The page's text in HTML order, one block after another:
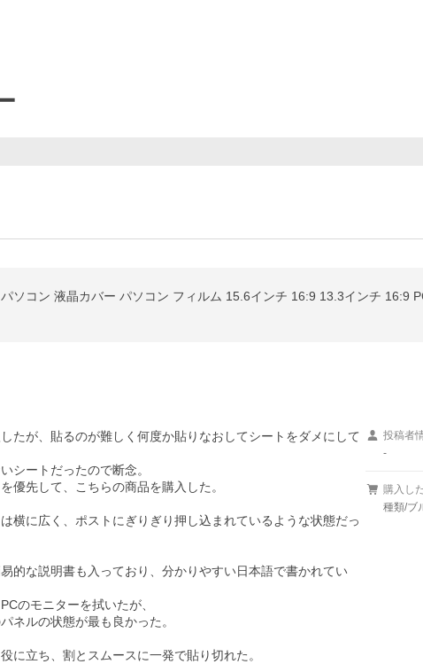
ソコン 液晶カバー パソコン フィルム 15.6インチ 16:9 13.3インチ 16:9
たが、貼るのが難しく何度か貼りなおしてシートをダメにして
シートだったので断念。
優先して、こちらの商品を購入した。
横に広く、ポストにぎりぎり押し込まれているような状態だっ
的な説明書も入っており、分かりやすい日本語で書かれてい
のモニターを拭いたが、
ネルの状態が最も良かった。
に立ち、割とスムースに一発で貼り切れた。
投稿者
-
購入し
種類/ブ